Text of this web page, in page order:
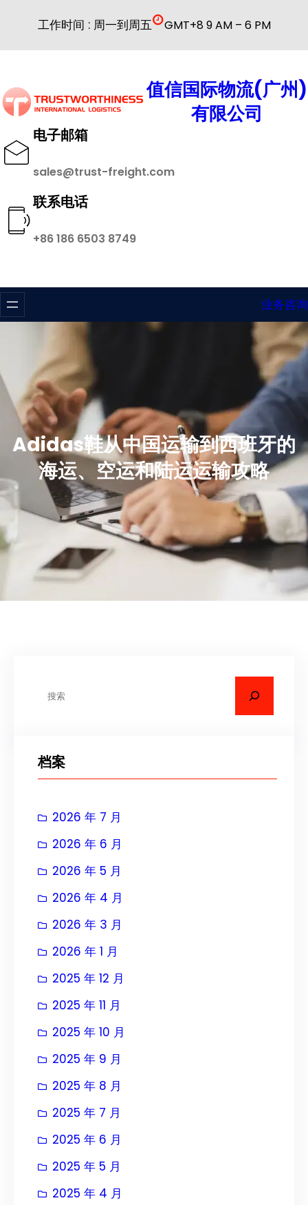
内
工作时间 : 周一到周五 GMT+8 9 AM – 6 PM
值信国际物流(广州)
有限公司
电子邮箱
sales@trust-freight.com
联系电话
+86 186 6503 8749
业务咨询
Adidas鞋从中国运输到西班牙的
海运、空运和陆运运输攻略
档案
2026 年 7 月
2026 年 6 月
2026 年 5 月
2026 年 4 月
2026 年 3 月
2026 年 1 月
2025 年 12 月
2025 年 11 月
2025 年 10 月
2025 年 9 月
2025 年 8 月
2025 年 7 月
2025 年 6 月
2025 年 5 月
2025 年 4 月